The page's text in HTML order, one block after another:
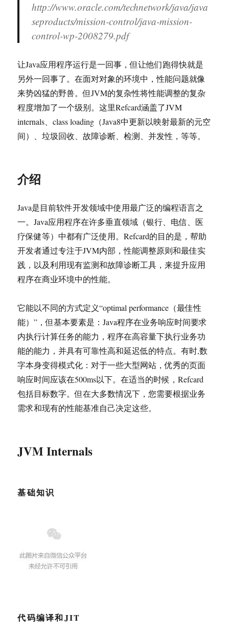
http://www.oracle.com/technetwork/java/java
seproducts/mission-control/java-mission-
control-wp-2008279.pdf
让Java应用程序运行是一回事，但让他们跑得快就是
另外一回事了。在面对对象的环境中，性能问题就像
来势凶猛的野兽。但JVM的复杂性将性能调整的复杂
程度增加了一个级别。这里Refcard涵盖了JVM
internals、class loading（Java8中更新以映射最新的元空
间）、垃圾回收、故障诊断、检测、并发性，等等。
介绍
Java是目前软件开发领域中使用最广泛的编程语言之
一。Java应用程序在许多垂直领域（银行、电信、医
疗保健等）中都有广泛使用。Refcard的目的是，帮助
开发者通过专注于JVM内部，性能调整原则和最佳实
践，以及利用现有监测和故障诊断工具，来提升应用
程序在商业环境中的性能。
它能以不同的方式定义“optimal performance（最佳性
能）”，但基本要素是：Java程序在业务响应时间要求
内执行计算任务的能力，程序在高容量下执行业务功
能的能力，并具有可靠性高和延迟低的特点。有时,数
字本身变得模式化：对于一些大型网站，优秀的页面
响应时间应该在500ms以下。在适当的时候，Refcard
包括目标数字。但在大多数情况下，您需要根据业务
需求和现有的性能基准自己决定这些。
JVM Internals
基础知识
代码编译和JIT